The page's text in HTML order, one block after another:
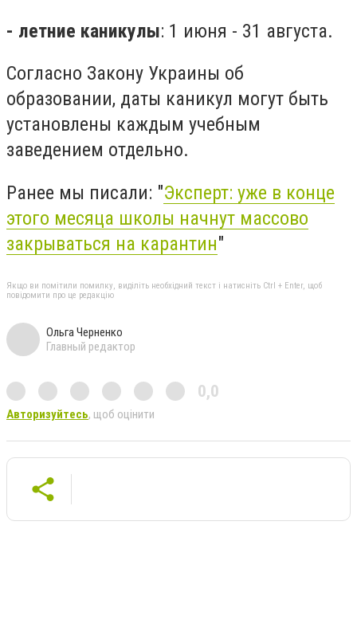
- летние каникулы: 1 июня - 31 августа.
Согласно Закону Украины об
образовании, даты каникул могут быть
установлены каждым учебным
заведением отдельно.
Ранее мы писали: "Эксперт: уже в конце
этого месяца школы начнут массово
закрываться на карантин"
Якщо ви помітили помилку, виділіть необхідний текст і натисніть Ctrl + Enter, щоб
повідомити про це редакцію
Ольга Черненко
Главный редактор
0,0
Авторизуйтесь, щоб оцінити